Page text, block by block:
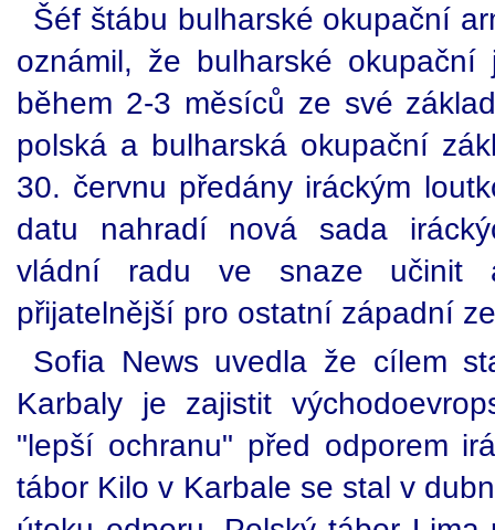
Šéf štábu bulharské okupační
oznámil, že bulharské
během 2-3 měsíců ze své
polská a bulharská okupační
30. červnu předány iráckým
datu nahradí nová sada
vládní radu ve snaze učinit
přijatelnější pro ostatní západní
Sofia News uvedla že cílem
Karbaly je zajistit
"lepší ochranu" před odporem
tábor Kilo v Karbale se stal v